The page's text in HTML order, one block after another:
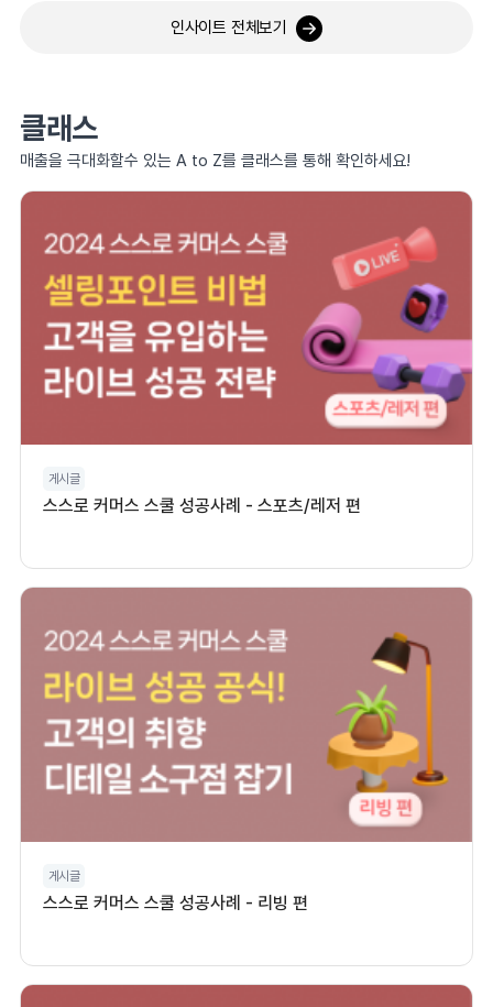
인사이트 전체보기
클래스
매출을 극대화할수 있는 A to Z를 클래스를 통해 확인하세요!
게시글
스스로 커머스 스쿨 성공사례 - 스포츠/레저 편
게시글
스스로 커머스 스쿨 성공사례 - 리빙 편